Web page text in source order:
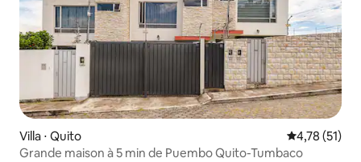
Villa ⋅ Quito Évaluation
4,78 (51)
Grande maison à 5 min de Puembo Quito-Tumbaco